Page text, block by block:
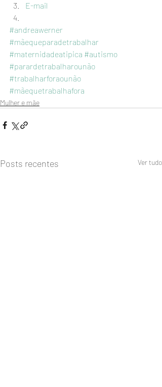
E-mail
#andreawerner
#mãequeparadetrabalhar
#maternidadeatipica #autismo
#parardetrabalharounão
#trabalharforaounão
#mãequetrabalhafora
Mulher e mãe
Posts recentes Ver tudo